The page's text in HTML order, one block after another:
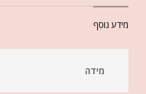
מידע נוסף
מידה